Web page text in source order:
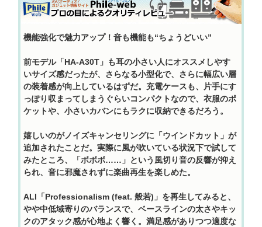
機能強化で魅力アップ！音も機能も“ちょうどいい”
前モデル「HA-A30T」も耳の小さい人にオススメしやす
いサイズ感だったが、さらなる小型化で、さらに幅広い層
の装着感が向上しているはずだ。充電ケースも、片手にす
っぽり収まってしまうぐらいコンパクトなので、衣服のポ
ケットや、小さいカバンにもラクに収納できるだろう。
嬉しいのがノイズキャンセリングに「ウインドカット」が
追加されたことだ。実際に風が吹いている状況下で試して
みたところ、「ボボボ……」という風切り音の反響が抑え
られ、音に邪魔されずに楽曲再生を楽しめた。
ALI「Professionalism (feat. 般若)」を再生してみると、
やや中低域寄りのバランスで、ベースラインの太さやキッ
クのアタック感が心地よく響く。満足感がありつつ適度な